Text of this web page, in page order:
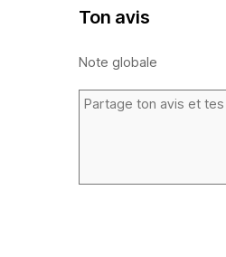
Ton avis
Note globale